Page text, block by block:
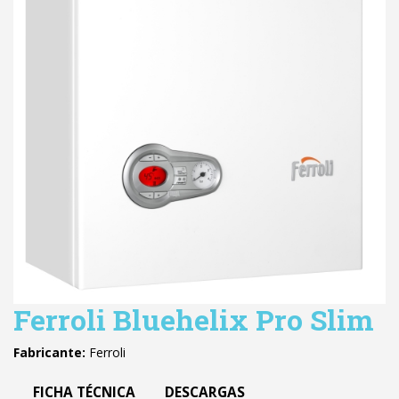
Ferroli Bluehelix Pro Slim
Fabricante: Ferroli
FICHA TÉCNICA DESCARGAS